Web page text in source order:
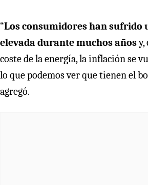
“Los consumidores han sufrido
elevada durante muchos añosy,
coste de la energía, la inflación se
lo que podemos ver que tienen el
agregó.